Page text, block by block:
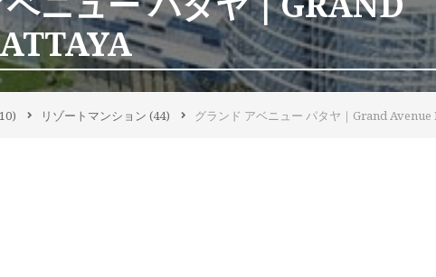
リゾートマンション (44) グランド アベニュー パタヤ｜Grand Avenue